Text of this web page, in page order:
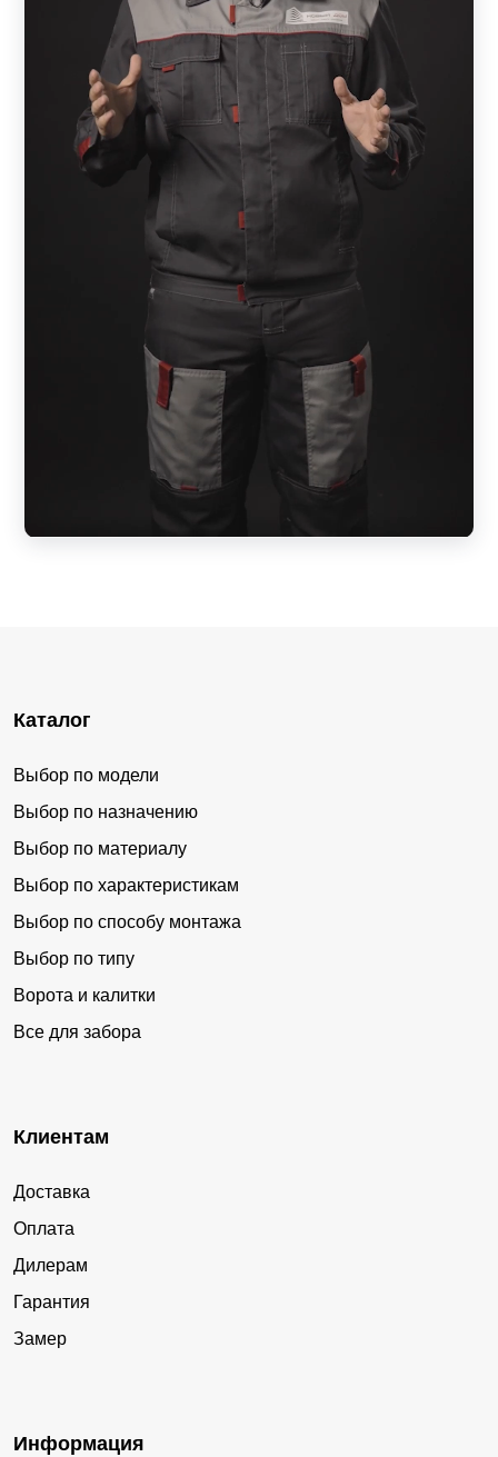
Каталог
Выбор по модели
Выбор по назначению
Выбор по материалу
Выбор по характеристикам
Выбор по способу монтажа
Выбор по типу
Ворота и калитки
Все для забора
Клиентам
Доставка
Оплата
Дилерам
Гарантия
Замер
Информация